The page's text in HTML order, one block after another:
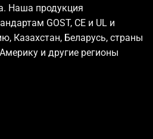
Наша продукция
GOST, CE и UL и
Казахстан, Беларусь, страны
и другие регионы